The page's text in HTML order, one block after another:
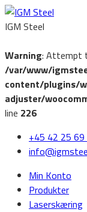
IGM Steel
Warning: Attempt
/var/www/
content/plugins/
adjuster/
line 226
‭+45 42 25
Min Konto
Produkter
Laserskæring